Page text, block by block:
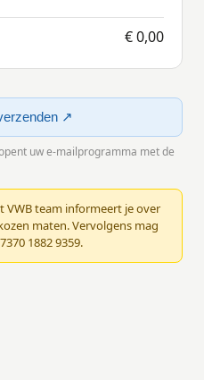
€ 0,00
↗
uw e-mailprogramma met de
VWB team informeert je over
maten. Vervolgens mag
1882 9359.